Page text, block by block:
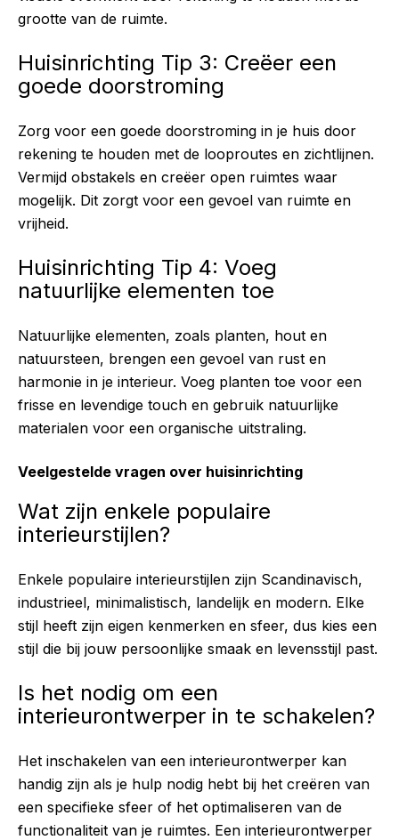
grootte van de ruimte.
Huisinrichting Tip 3: Creëer een
goede doorstroming
Zorg voor een goede doorstroming in je huis door
rekening te houden met de looproutes en zichtlijnen.
Vermijd obstakels en creëer open ruimtes waar
mogelijk. Dit zorgt voor een gevoel van ruimte en
vrijheid.
Huisinrichting Tip 4: Voeg
natuurlijke elementen toe
Natuurlijke elementen, zoals planten, hout en
natuursteen, brengen een gevoel van rust en
harmonie in je interieur. Voeg planten toe voor een
frisse en levendige touch en gebruik natuurlijke
materialen voor een organische uitstraling.
Veelgestelde vragen over huisinrichting
Wat zijn enkele populaire
interieurstijlen?
Enkele populaire interieurstijlen zijn Scandinavisch,
industrieel, minimalistisch, landelijk en modern. Elke
stijl heeft zijn eigen kenmerken en sfeer, dus kies een
stijl die bij jouw persoonlijke smaak en levensstijl past.
Is het nodig om een
interieurontwerper in te schakelen?
Het inschakelen van een interieurontwerper kan
handig zijn als je hulp nodig hebt bij het creëren van
een specifieke sfeer of het optimaliseren van de
functionaliteit van je ruimtes. Een interieurontwerper